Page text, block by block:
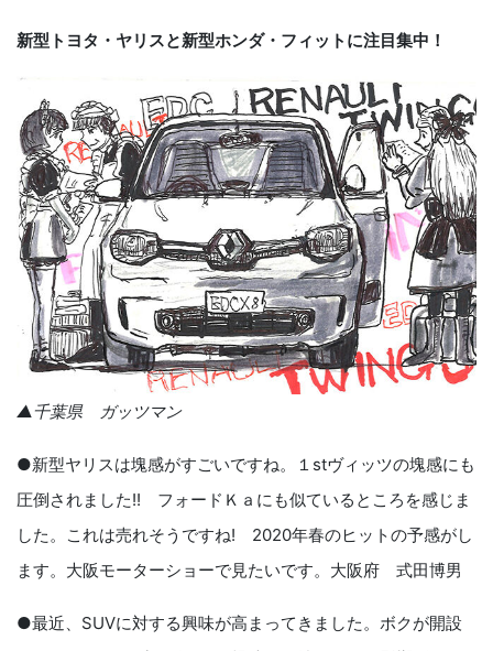
新型トヨタ・ヤリスと新型ホンダ・フィットに注目集中！
▲千葉県 ガッツマン
●新型ヤリスは塊感がすごいですね。１stヴィッツの塊感にも
圧倒されました!! フォードＫａにも似ているところを感じま
した。これは売れそうですね! 2020年春のヒットの予感がし
ます。大阪モーターショーで見たいです。大阪府 式田博男
●最近、SUVに対する興味が高まってきました。ボクが開設